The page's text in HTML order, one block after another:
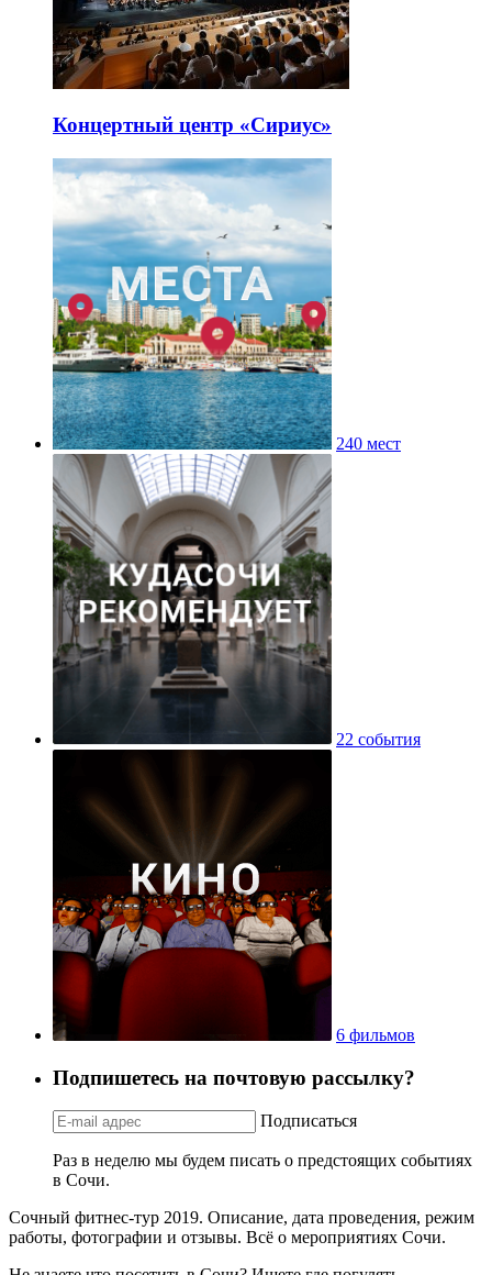
Концертный центр «Сириус»
240 мест
22 события
6 фильмов
Подпишетесь на почтовую рассылку?
Подписаться
Раз в неделю мы будем писать о предстоящих событиях
в Сочи.
Сочный фитнес-тур 2019. Описание, дата проведения, режим
работы, фотографии и отзывы. Всё о мероприятиях Сочи.